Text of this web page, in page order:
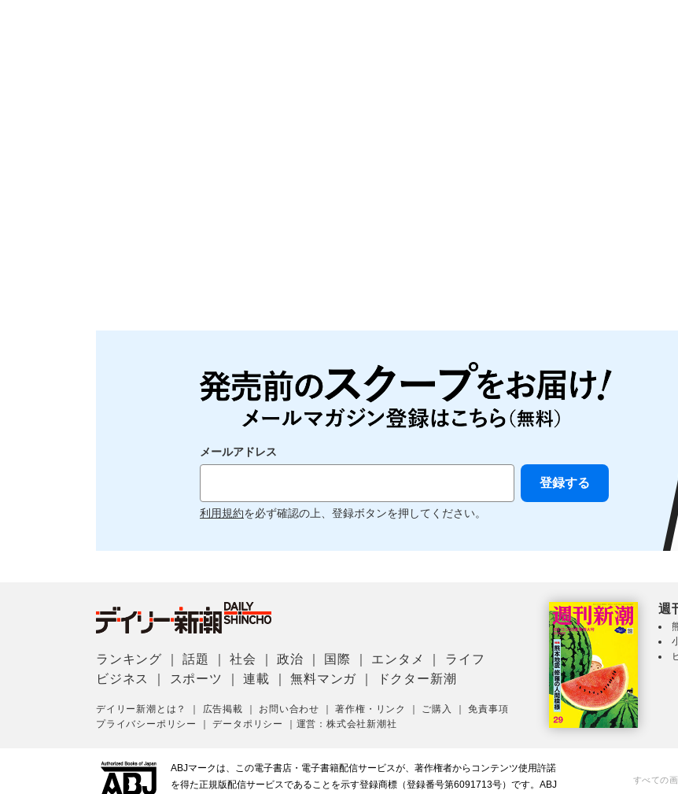
メールアドレス
利用規約を必ず確認の上、登録ボタンを押してください。
ランキング ｜話題 ｜社会 ｜政治 国際 エンタメ
ライフ
ビジネス
スポーツ ｜連載 ｜無料マンガ ドクター新潮
デイリー新潮とは？ 広告掲載 お問い合わせ ｜著作権・リンク ご購入 ｜免責事項
プライバシーポリシー
｜データポリシー 運営：株式会社新潮社
週
ABJマークは、この電子書店・電子書籍配信サービスが、著作権者からコンテンツ使用許諾
を得た正規版配信サービスであることを示す登録商標（登録番号第6091713号）です。ABJ
すべての